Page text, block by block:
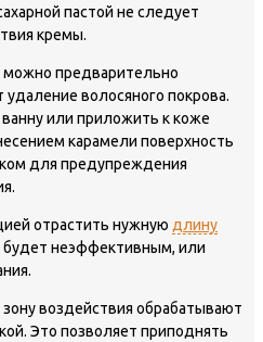
пастой не следует
кремы.
можно предварительно
волосяного покрова.
или приложить к коже
карамели поверхность
для предупреждения
отрастить нужную длину
будет неэффективным, или
воздействия обрабатывают
Это позволяет приподнять